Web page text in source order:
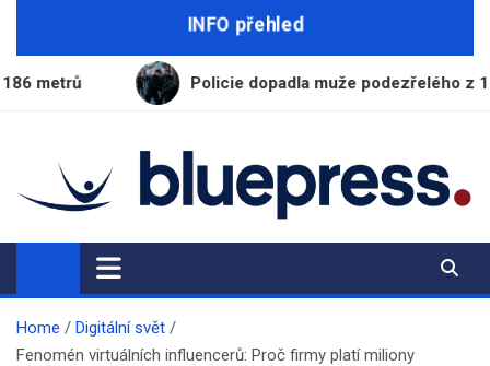
INFO přehled
Policie dopadla muže podezřelého z 15 let staré
BluePress.cz
Seriózní průvodce moderním životem
Home
Digitální svět
Fenomén virtuálních influencerů: Proč firmy platí miliony